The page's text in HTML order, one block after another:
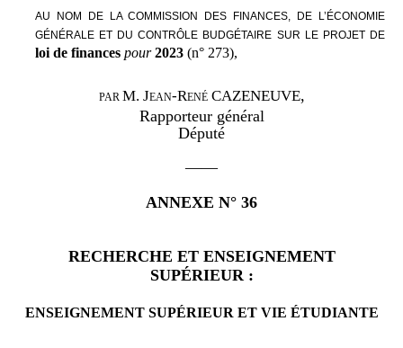
AU NOM DE LA COMMISSION DES FINANCES, DE L’ÉCONOMIE
GÉNÉRALE ET DU CONTRÔLE BUDGÉTAIRE SUR LE PROJET DE
loi de finances pour2023 (n° 273),
PAR M. Jean-René CAZENEUVE,
Rapporteur général
Député
——
ANNEXE N° 36
RECHERCHE ET ENSEIGNEMENT
SUPÉRIEUR :
ENSEIGNEMENT SUPÉRIEUR ET VIE ÉTUDIANTE